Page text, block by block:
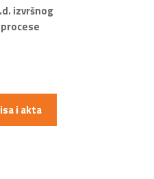
izvršnog
i akta